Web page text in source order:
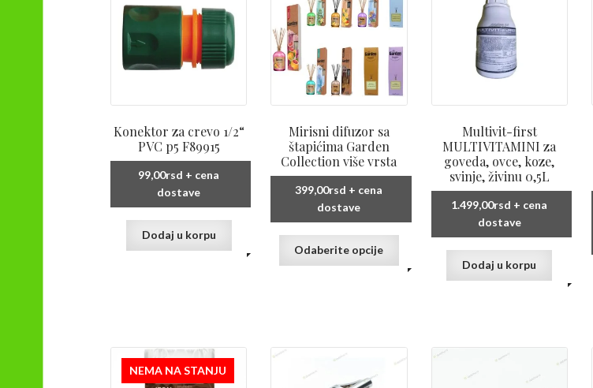
stranici
proizvoda.
izabrane
stranici
Konektor za crevo 1/2“
PVC p5 F89915
99,00rsd + cena
dostave
Dodaj u korpu
Mirisni difuzor sa
štapićima Garden
Collection više vrsta
399,00rsd + cena
dostave
Odaberite opcije
mogu
Multivit-first
MULTIVITAMINI za
goveda, ovce, koze,
svinje, živinu 0,5L
1.499,00rsd + cena
dostave
Dodaj u korpu
NEMA NA STANJU